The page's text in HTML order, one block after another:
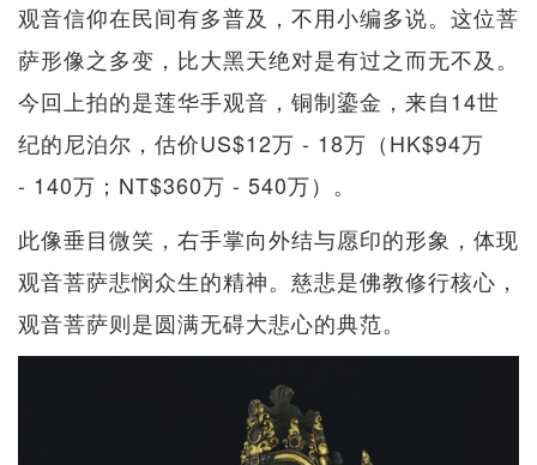
观音信仰在民间有多普及，不用小编多说。这位菩
萨形像之多变，比大黑天绝对是有过之而无不及。
今回上拍的是莲华手观音，铜制鎏金，来自14世
纪的尼泊尔，估价US$12万 - 18万（HK$94万
- 140万；NT$360万 - 540万）。
此像垂目微笑，右手掌向外结与愿印的形象，体现
观音菩萨悲悯众生的精神。慈悲是佛教修行核心，
观音菩萨则是圆满无碍大悲心的典范。